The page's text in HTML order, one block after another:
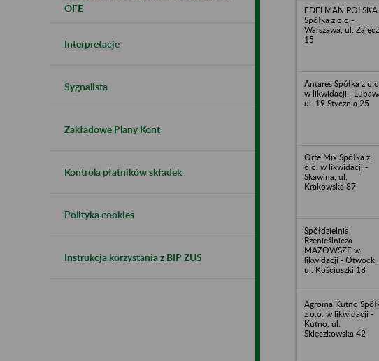
OFE
Interpretacje
Sygnalista
Zakładowe Plany Kont
Kontrola płatników składek
Polityka cookies
Instrukcja korzystania z BIP ZUS
EDELMAN POLSKA
Spółka z o.o -
Warszawa, ul.
15
Antares Spółka z o.o.
w likwidacji -
ul. 19 Stycznia 25
Orte Mix Spółka z
o.o. w likwidacji -
Skawina, ul.
Krakowska 87
Spółdzielnia
Rzenieślnicza
MAZOWSZE w
likwidacji - Otwock,
ul. Kościuszki 18
Agroma Kutno
z o.o. w likwidacji -
Kutno, ul.
Sklęczkowska 42